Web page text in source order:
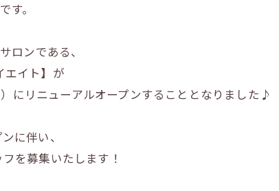
す。
ロンである、
イト】が
にリニューアルオープンすることとなりました♪
に伴い、
を募集いたします！